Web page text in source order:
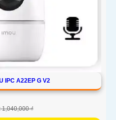
IPC A22EP G V2
1,040,000 ₫